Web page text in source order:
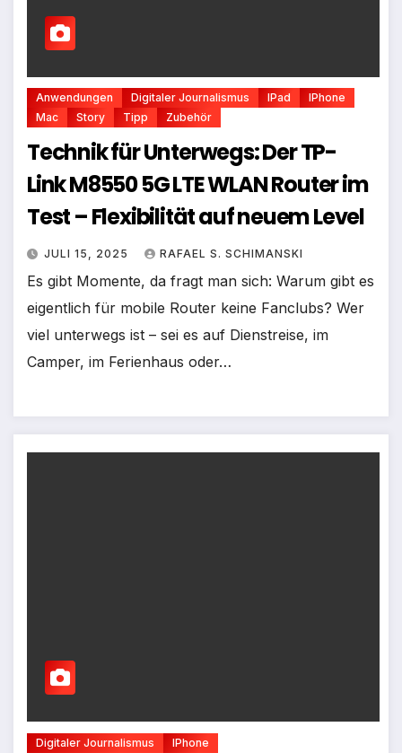
Anwendungen Digitaler Journalismus IPad
IPhone
Mac
Story Tipp Zubehör
Technik für Unterwegs: Der TP-
Link M8550 5G LTE WLAN Router im
Test – Flexibilität auf neuem Level
JULI 15, 2025 RAFAEL S. SCHIMANSKI
Es gibt Momente, da fragt man sich: Warum gibt es
eigentlich für mobile Router keine Fanclubs? Wer
viel unterwegs ist – sei es auf Dienstreise, im
Camper, im Ferienhaus oder…
Digitaler Journalismus IPhone